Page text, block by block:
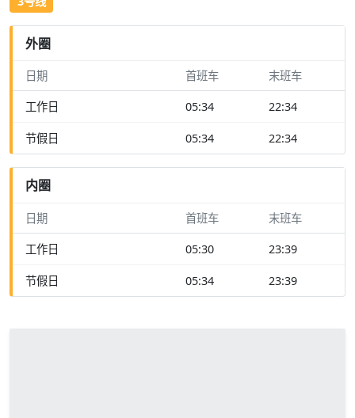
外圈
日期 首班车 末班车
工作日 05:34 22:34
节假日 05:34 22:34
内圈
日期 首班车 末班车
工作日 05:30 23:39
节假日 05:34 23:39